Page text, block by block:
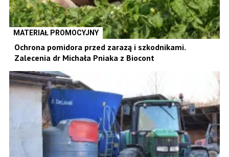
MATERIAŁ PROMOCYJNY
Ochrona pomidora przed zarazą i szkodnikami.
Zalecenia dr Michała Pniaka z Biocont